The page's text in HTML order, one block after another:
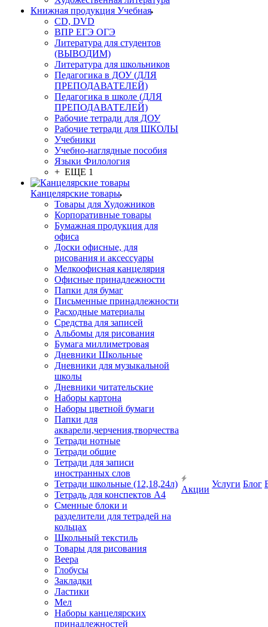
Книжная продукция Учебная
CD, DVD
ВПР ЕГЭ ОГЭ
Литература для студентов
(ВЫВОДИМ)
Литература для школьников
Педагогика в ДОУ (ДЛЯ
ПРЕПОДАВАТЕЛЕЙ)
Педагогика в школе (ДЛЯ
ПРЕПОДАВАТЕЛЕЙ)
Рабочие тетради для ДОУ
Рабочие тетради для ШКОЛЫ
Учебники
Учебно-наглядные пособия
Языки Филология
+ ЕЩЕ 1
Канцелярские товары
Товары для Художников
Корпоративные товары
Бумажная продукция для
офиса
Доски офисные, для
рисования и аксессуары
Мелкоофисная канцелярия
Офисные принадлежности
Папки для бумаг
Письменные принадлежности
Расходные материалы
Средства для записей
Альбомы для рисования
Бумага миллиметровая
Дневники Школьные
Дневники для музыкальной
школы
Дневники читательские
Наборы картона
Наборы цветной бумаги
Папки для
акварели,черчения,творчества
Тетради нотные
Тетради общие
Тетради для записи
иностранных слов
Тетради школьные (12,18,24л)
Тетрадь для конспектов А4
Сменные блоки и
разделители для тетрадей на
кольцах
Школьный текстиль
Товары для рисования
Веера
Глобусы
Закладки
Ластики
Мел
Наборы канцелярских
принадлежностей
Акции
Услуги Блог